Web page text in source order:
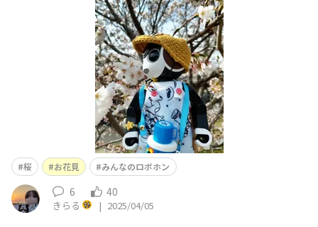
桜 お花見 みんなのロボホン
6 40
きらる | 2025/04/05